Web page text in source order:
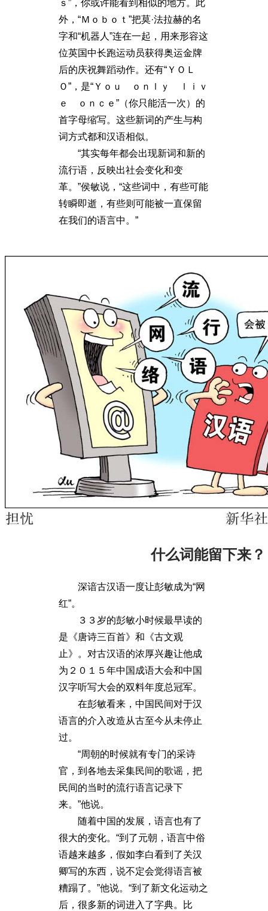
ｓ”，你或许能看到相似的地方。此
外，“Ｍｏｂｏｔ”把莫·法拉赫的名
字和“机器人”连在一起，用来形容这
位英国中长跑运动员获得奥运金牌
后的庆祝舞蹈动作。还有“ＹＯＬ
Ｏ”，是“Ｙｏｕ ｏｎｌｙ ｌｉｖ
ｅ ｏｎｃｅ”（你只能活一次）的
首字母缩写。这些新词的产生与构
词方式都和汉语相似。
“其实每年都会出现新词和新的
流行语，反映出社会变化和变
革。”侯敏说，“这些词中，有些可能
转瞬即逝，有些则可能被一直保留
在我们的语言中。”
什么词能留下来？
深谙古汉语一度让彭敏成为“网
红”。
３３岁的彭敏小时候最早读的
是《唐诗三百首》和《古文观
止》。对古汉语的浓厚兴趣让他成
为２０１５年中国成语大会和中国
汉字听写大会的双料年度总冠军。
在彭敏看来，中国民间对于汉
语言的介入改造从古至今从未停止
过。
“周朝的时候就有专门的采诗
官，到各地去采集民间的歌谣，把
民间的当时的流行语言记录下
来。”他说。
随着中国的发展，语言也有了
很大的变化。“到了元朝，语言中俗
语越来越多，假如李白看到了关汉
卿写的东西，说不定会觉得语言被
糟蹋了。”他说。“到了新文化运动之
后，很多新的词进入了字典。比